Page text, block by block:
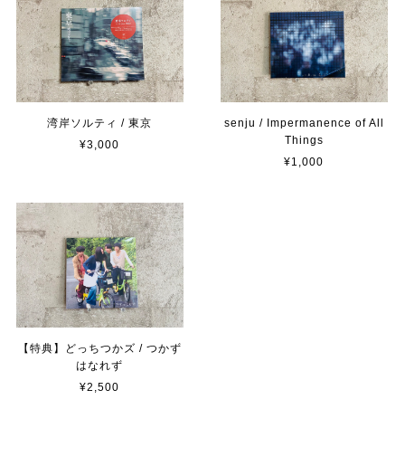
湾岸ソルティ / 東京
¥3,000
senju / Impermanence of All
Things
¥1,000
【特典】どっちつかズ / つかず
はなれず
¥2,500